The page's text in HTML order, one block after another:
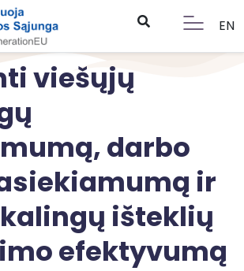
EN
viešųjų
darbo
ir
išteklių
efektyvumą